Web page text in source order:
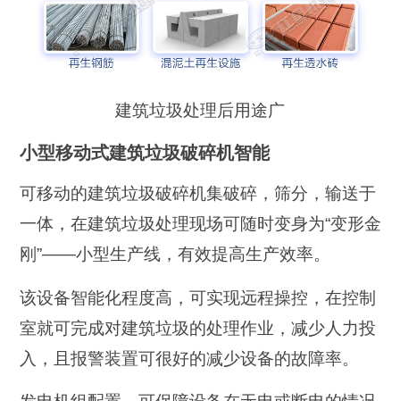
建筑垃圾处理后用途广
小型移动式建筑垃圾破碎机智能
可移动的建筑垃圾破碎机集破碎，筛分，输送于
一体，在建筑垃圾处理现场可随时变身为“变形金
刚”——小型生产线，有效提高生产效率。
该设备智能化程度高，可实现远程操控，在控制
室就可完成对建筑垃圾的处理作业，减少人力投
入，且报警装置可很好的减少设备的故障率。